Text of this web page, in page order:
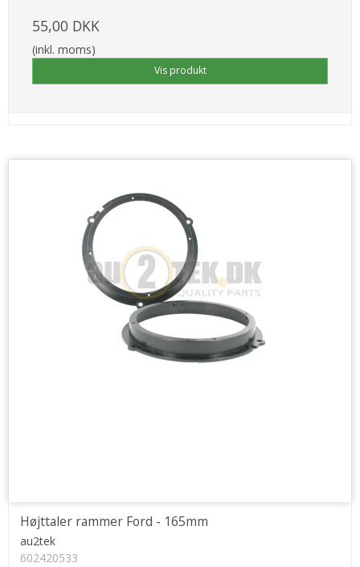
55,00 DKK
(inkl. moms)
Vis produkt
Højttaler rammer Ford - 165mm
au2tek
602420533